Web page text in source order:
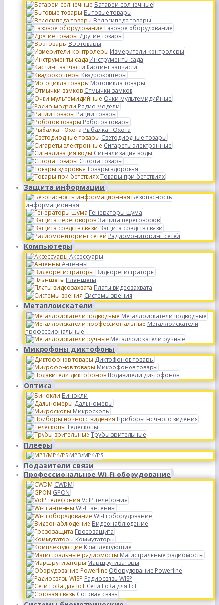
Батареи солнечные
Бытовые товары
Велосипеда товары
Газовое оборудование
Другие товары
Зоотовары
Измерители-контролеры
Инструменты сада
Картинг запчасти
Квадрокоптеры
Мотоцикла товары
Отмычки замков
Очки мультемидийные
Радио модели
Рации товары
Роботов товары
Рыбалка - Охота
Светодиодные товары
Сигареты электронные
Сигнализация воды
Спорта товары
Товары здоровья
Товары при бетствиях
Защита информации
Безопасность
информационная
Генераторы шума
Защита переговоров
Защита средств связи
Радиомониторинг сетей
Компьютеры
Аксессуары
Антенны
Видеорегистраторы
Планшеты
Платы видеозахвата
Системы зрения
Металлоискатели
Металлоискатели подводные
Металлоискатели
профессиональные
Металлоискатели ручные
Микрофоны диктофоны
Диктофонов товары
Микрофонов товары
Подавители диктофонов
Оптика
Бинокли
Дальномеры
Микроскопы
Приборы ночного видения
Телескопы
Трубы зрительные
Плееры
MP3/MP4/PS
Подавители связи
Профессиональное Wi-Fi оборудование
CWDM
GPON
VoIP телефония
Wi-Fi антенны
Wi-Fi оборудование
Видеонаблюдение
Грозозащита
Коммутаторы
Комплектующие
Магистральные радиомосты
Маршрутизаторы
Оборудование Powerline
Радиосвязь WISP
Сети LoRa для IoT
Сотовая связь